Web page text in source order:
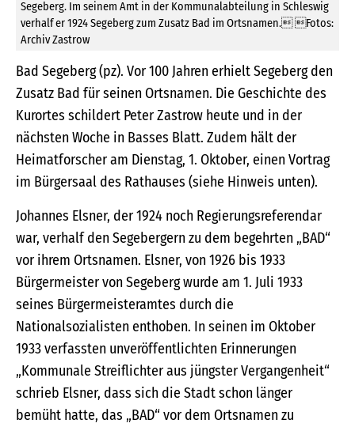
Segeberg. Im seinem Amt in der Kommunalabteilung in Schleswig
verhalf er 1924 Segeberg zum Zusatz Bad im Ortsnamen. Fotos:
Archiv Zastrow
Bad Segeberg (pz). Vor 100 Jahren erhielt Segeberg den
Zusatz Bad für seinen Ortsnamen. Die Geschichte des
Kurortes schildert Peter Zastrow heute und in der
nächsten Woche in Basses Blatt. Zudem hält der
Heimatforscher am Dienstag, 1. Oktober, einen Vortrag
im Bürgersaal des Rathauses (siehe Hinweis unten).
Johannes Elsner, der 1924 noch Regierungsreferendar
war, verhalf den Segebergern zu dem begehrten „BAD“
vor ihrem Ortsnamen. Elsner, von 1926 bis 1933
Bürgermeister von Segeberg wurde am 1. Juli 1933
seines Bürgermeisteramtes durch die
Nationalsozialisten enthoben. In seinen im Oktober
1933 verfassten unveröffentlichten Erinnerungen
„Kommunale Streiflichter aus jüngster Vergangenheit“
schrieb Elsner, dass sich die Stadt schon länger
bemüht hatte, das „BAD“ vor dem Ortsnamen zu